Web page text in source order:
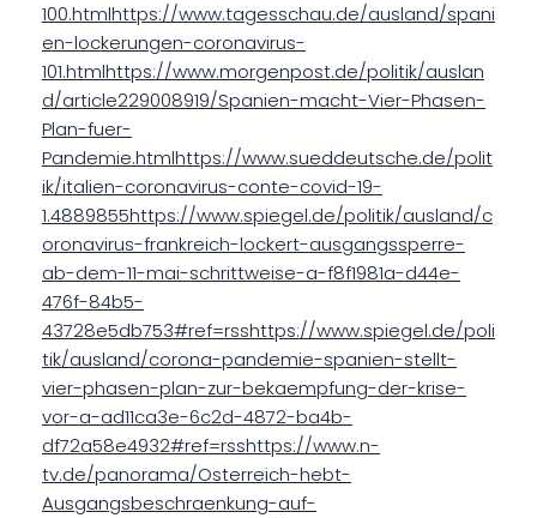
100.htmlhttps://www.tagesschau.de/ausland/spani
en-lockerungen-coronavirus-
101.htmlhttps://www.morgenpost.de/politik/auslan
d/article229008919/Spanien-macht-Vier-Phasen-
Plan-fuer-
Pandemie.htmlhttps://www.sueddeutsche.de/polit
ik/italien-coronavirus-conte-covid-19-
1.4889855https://www.spiegel.de/politik/ausland/c
oronavirus-frankreich-lockert-ausgangssperre-
ab-dem-11-mai-schrittweise-a-f8f1981a-d44e-
476f-84b5-
43728e5db753#ref=rsshttps://www.spiegel.de/poli
tik/ausland/corona-pandemie-spanien-stellt-
vier-phasen-plan-zur-bekaempfung-der-krise-
vor-a-ad11ca3e-6c2d-4872-ba4b-
df72a58e4932#ref=rsshttps://www.n-
tv.de/panorama/Osterreich-hebt-
Ausgangsbeschraenkung-auf-